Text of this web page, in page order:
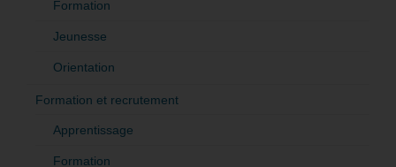
Formation
Jeunesse
Orientation
Formation et recrutement
Apprentissage
Formation